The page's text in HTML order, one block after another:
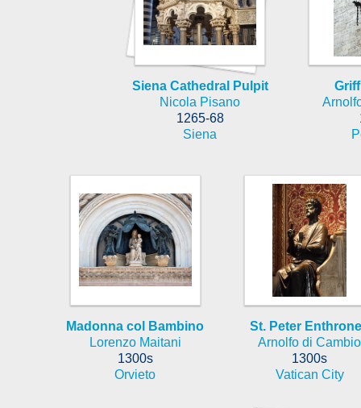
Siena Cathedral Pulpit
Nicola Pisano
1265-68
Siena
Madonna col Bambino
Lorenzo Maitani
1300s
Orvieto
St. Peter
Arnolfo di Cambio
1300s
Vatican City